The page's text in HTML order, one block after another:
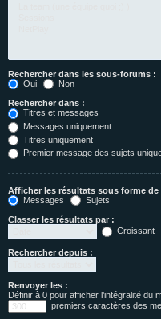
Rechercher dans les sous-forums :
Oui
Non
Rechercher dans :
Titres et messages
Messages uniquement
Titres uniquement
Premier message des sujets
Afficher les résultats sous forme de
Messages
Sujets
Classer les résultats par :
Croissant
Rechercher depuis :
Renvoyer les :
Définir à 0 pour afficher l’intégralité du
premiers caractères des